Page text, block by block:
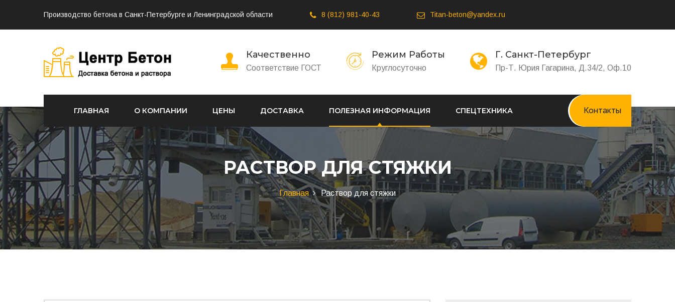
Производство бетона в Санкт-Петербурге и Ленинградской области 8 (812) 981-40-43 Titan-beton@yandex.ru
Качественно
Соответствие ГОСТ
Режим Работы
Круглосуточно
Г. Санкт-Петербург
Пр-Т. Юрия Гагарина, Д.34/2, Оф.10
ГЛАВНАЯ О КОМПАНИИ ЦЕНЫ ДОСТАВКА ПОЛЕЗНАЯ ИНФОРМАЦИЯ СПЕЦТЕХНИКА Контакты
РАСТВОР ДЛЯ СТЯЖКИ
Главная Раствор для стяжки